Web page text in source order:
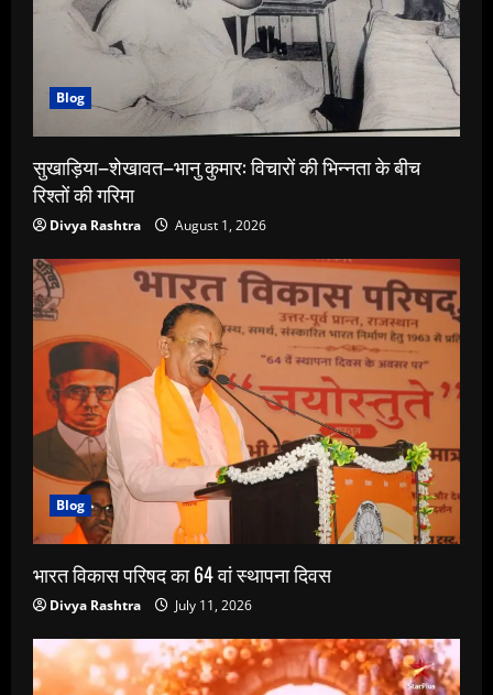
Blog
सुखाड़िया–शेखावत–भानु कुमार: विचारों की भिन्नता के बीच
रिश्तों की गरिमा
Divya Rashtra August 1, 2026
Blog
भारत विकास परिषद का 64 वां स्थापना दिवस
Divya Rashtra July 11, 2026